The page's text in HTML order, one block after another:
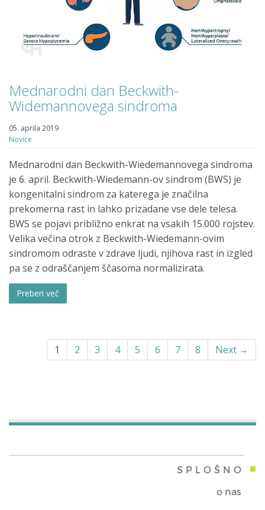
Mednarodni dan Beckwith-
Widemannovega sindroma
05. aprila 2019
Novice
Mednarodni dan Beckwith-Wiedemannovega sindroma
je 6. april. Beckwith-Wiedemann-ov sindrom (BWS) je
kongenitalni sindrom za katerega je značilna
prekomerna rast in lahko prizadane vse dele telesa.
BWS se pojavi približno enkrat na vsakih 15.000 rojstev.
Velika večina otrok z Beckwith-Wiedemann-ovim
sindromom odraste v zdrave ljudi, njihova rast in izgled
pa se z odraščanjem ščasoma normalizirata.
Preberi več
1 2 3 4 5 6 7 8 Next →
SPLOŠNO
o nas